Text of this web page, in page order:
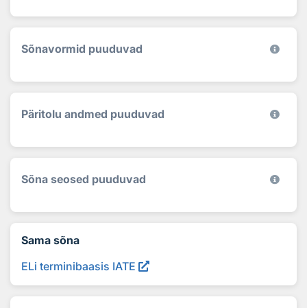
Sõnavormid puuduvad
Päritolu andmed puuduvad
Sõna seosed puuduvad
Sama sõna
ELi terminibaasis IATE